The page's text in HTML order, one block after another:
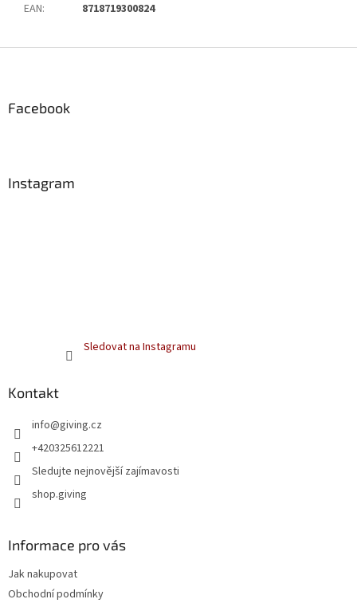
EAN: 8718719300824
Facebook
Instagram
Sledovat na Instagramu
Kontakt
info@giving.cz
+420325612221
Sledujte nejnovější zajímavosti
shop.giving
Informace pro vás
Jak nakupovat
Obchodní podmínky